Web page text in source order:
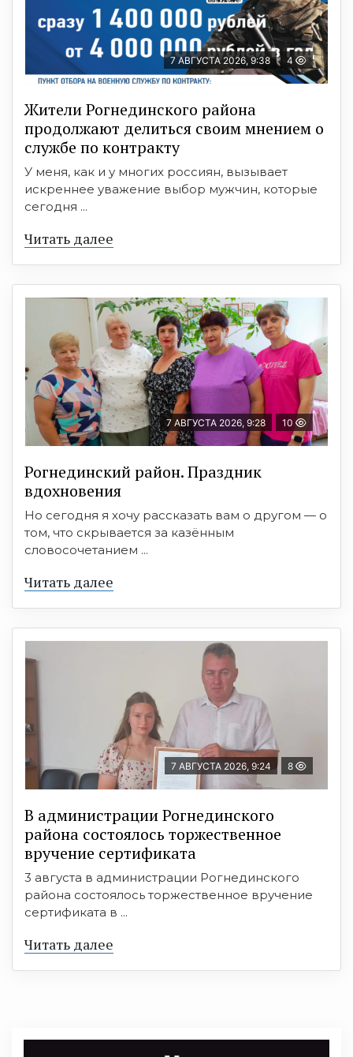
7 АВГУСТА 2026, 9:38 4
Жители Рогнединского района
продолжают делиться своим мнением о
службе по контракту
У меня, как и у многих россиян, вызывает
искреннее уважение выбор мужчин, которые
сегодня ...
Читать далее
7 АВГУСТА 2026, 9:28 10
Рогнединский район. Праздник
вдохновения
Но сегодня я хочу рассказать вам о другом — о
том, что скрывается за казённым
словосочетанием ...
Читать далее
7 АВГУСТА 2026, 9:24 8
В администрации Рогнединского
района состоялось торжественное
вручение сертификата
3 августа в администрации Рогнединского
района состоялось торжественное вручение
сертификата в ...
Читать далее